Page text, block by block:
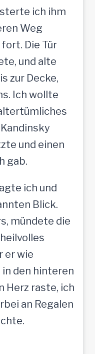
ich ihm
Weg
Die Tür
und alte
zur Decke,
Ich wollte
und einen
gab.
ich und
Blick.
mündete die
er wie
den hinteren
Herz raste, ich
an Regalen